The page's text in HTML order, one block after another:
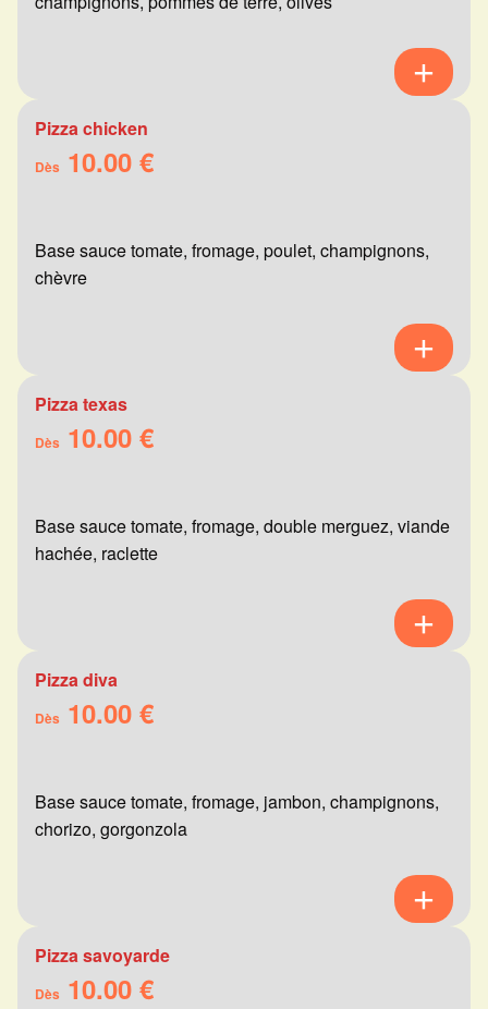
Pizza chicken
Dès 10.00 €
Base sauce tomate, fromage, poulet, champignons,
chèvre
Pizza texas
Dès 10.00 €
Base sauce tomate, fromage, double merguez, viande
hachée, raclette
Pizza diva
Dès 10.00 €
Base sauce tomate, fromage, jambon, champignons,
chorizo, gorgonzola
Pizza savoyarde
Dès 10.00 €